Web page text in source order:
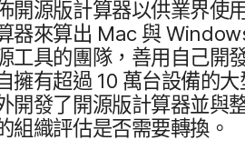
開源版​計算器​以​供業界​使
器​來算出 Mac 與
工具​的​團隊，​善用​自己​開
擁有​超過 10 萬​台​設備​的​
開發​了​開源​版​計算器​並​與​
組織​評估​是否​需要​轉換。